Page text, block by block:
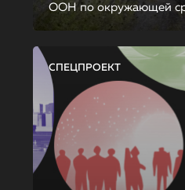
ООН по окружающей
СПЕЦПРОЕКТ